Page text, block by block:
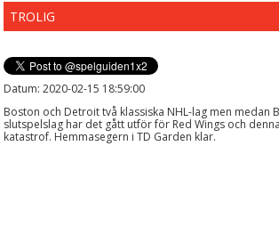
TROLIG
Datum: 2020-02-15 18:59:00
Boston och Detroit två klassiska NHL-lag men medan
slutspelslag har det gått utför för Red Wings och
katastrof. Hemmasegern i TD Garden klar.